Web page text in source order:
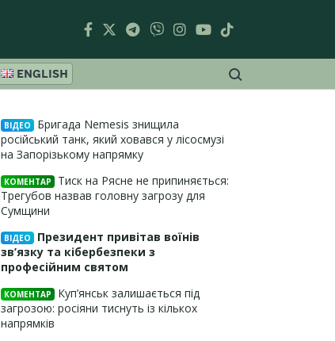
ENGLISH
ВІДЕО
Бригада Nemesis знищила
російський танк, який ховався у лісосмузі
на Запорізькому напрямку
КОМЕНТАР
Тиск на Рясне не припиняється:
Трегубов назвав головну загрозу для
Сумщини
ВІДЕО
Президент привітав воїнів
зв’язку та кібербезпеки з
професійним святом
КОМЕНТАР
Куп’янськ залишається під
загрозою: росіяни тиснуть із кількох
напрямків